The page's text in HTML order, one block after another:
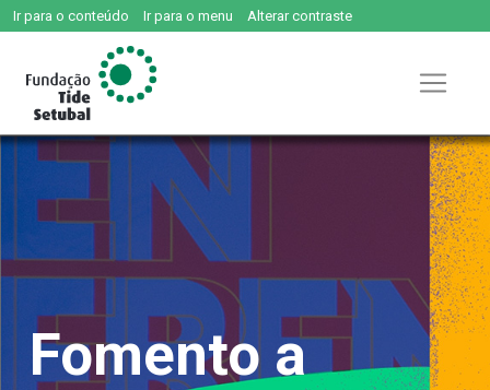
Pular
o
Ir para o conteúdo Ir para o menu Alterar contraste
Fomento a